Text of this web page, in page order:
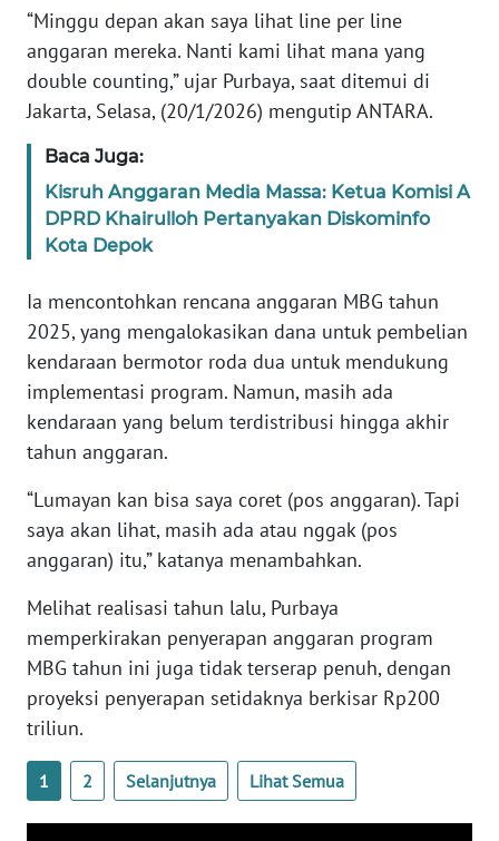
“Minggu depan akan saya lihat line per line
anggaran mereka. Nanti kami lihat mana yang
double counting,” ujar Purbaya, saat ditemui di
Jakarta, Selasa, (20/1/2026) mengutip ANTARA.
Baca Juga:
Kisruh Anggaran Media Massa: Ketua Komisi A
DPRD Khairulloh Pertanyakan Diskominfo
Kota Depok
Ia mencontohkan rencana anggaran MBG tahun
2025, yang mengalokasikan dana untuk pembelian
kendaraan bermotor roda dua untuk mendukung
implementasi program. Namun, masih ada
kendaraan yang belum terdistribusi hingga akhir
tahun anggaran.
“Lumayan kan bisa saya coret (pos anggaran). Tapi
saya akan lihat, masih ada atau nggak (pos
anggaran) itu,” katanya menambahkan.
Melihat realisasi tahun lalu, Purbaya
memperkirakan penyerapan anggaran program
MBG tahun ini juga tidak terserap penuh, dengan
proyeksi penyerapan setidaknya berkisar Rp200
triliun.
1 2 Selanjutnya Lihat Semua
Wahana
News
Regional
WN
WN
JAKARTA
JABAR
WN
BANTEN
NTT
WN
KEPRI
WN
PAPUA
WN
PAPUA
BARAT
WN
RIAU